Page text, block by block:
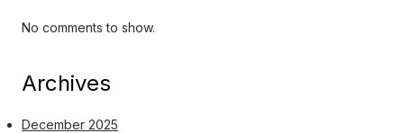
No comments to show.
Archives
December 2025